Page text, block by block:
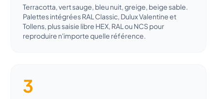
Terracotta, vert sauge, bleu nuit, greige, beige sable.
Palettes intégrées RAL Classic, Dulux Valentine et
Tollens, plus saisie libre HEX, RAL ou NCS pour
reproduire n'importe quelle référence.
3